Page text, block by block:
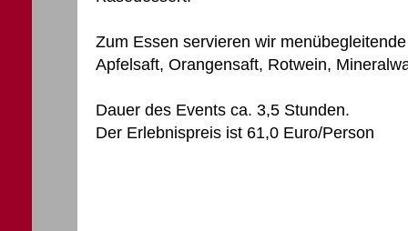
Zum Essen servieren wir
Apfelsaft, Orangensaft, Rotwein,
Dauer des Events ca. 3,5 Stunden.
Der Erlebnispreis ist 61,0 Euro/Person